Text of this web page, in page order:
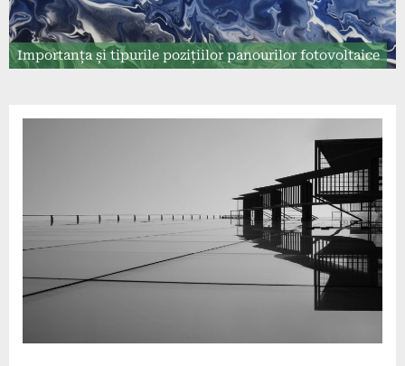
Importanța și tipurile pozițiilor panourilor fotovoltaice